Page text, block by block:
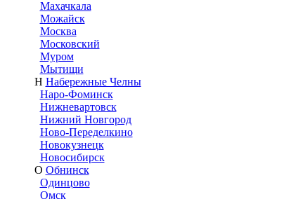
Махачкала
Можайск
Москва
Московский
Муром
Мытищи
Н Набережные Челны
Наро-Фоминск
Нижневартовск
Нижний Новгород
Ново-Переделкино
Новокузнецк
Новосибирск
О Обнинск
Одинцово
Омск